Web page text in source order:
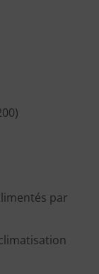
par